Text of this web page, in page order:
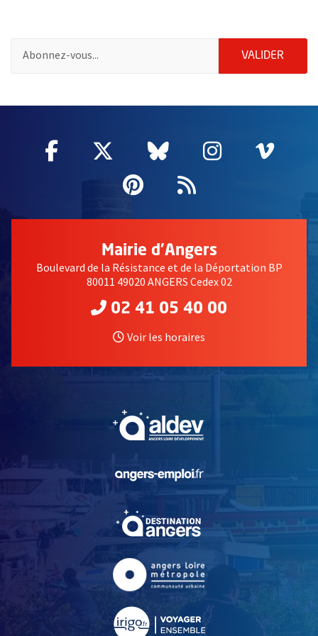
VALIDER
Facebook
, Ouvre une nouvelle fenêtre
Twitter
, Ouvre une nouvelle
Bluesky
, Ouvre une
Instagram
, Ouvre
,
Pinterest
, Ouvre une
Flux RSS
Mairie d'Angers
Boulevard de la Résistance et de la Déportation BP
80011 49020 ANGERS Cedex 02
02 41 05 40 00
Voir les horaires
, Ouvre une nouvelle
, Ouvre une nouvelle